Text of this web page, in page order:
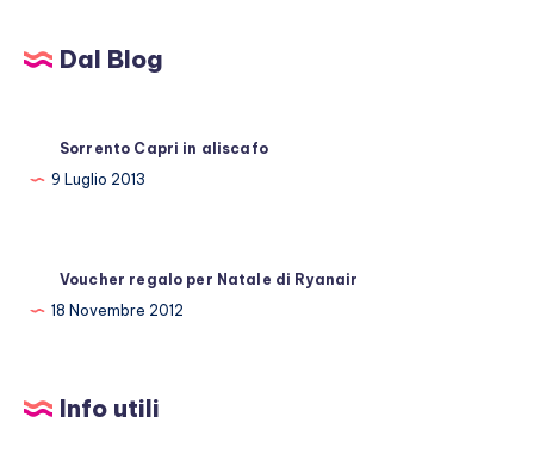
Dal Blog
Sorrento Capri in aliscafo
9 Luglio 2013
Voucher regalo per Natale di Ryanair
18 Novembre 2012
Info utili